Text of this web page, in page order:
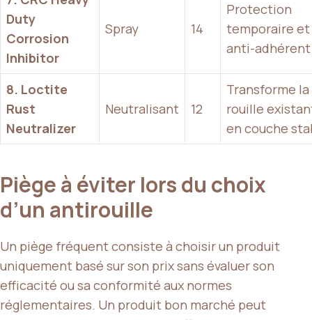
Duty
Corrosion
Inhibitor
Spray 14
Protection
temporaire et
anti-adhérent
8. Loctite
Rust
Neutralizer
Neutralisant 12
Transforme la
rouille
en couche
Piège à éviter lors du choix
d’un antirouille
Un piège fréquent consiste à choisir un produit
uniquement basé sur son prix sans évaluer son
efficacité ou sa conformité aux normes
réglementaires. Un produit bon marché peut